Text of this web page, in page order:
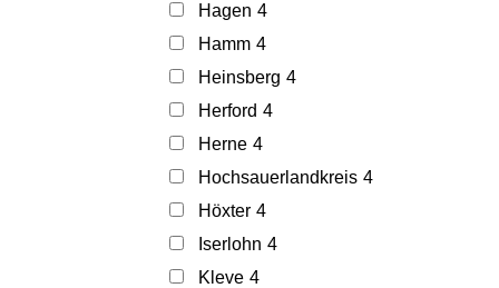
Hagen 4
Hamm 4
Heinsberg 4
Herford 4
Herne 4
Hochsauerlandkreis 4
Höxter 4
Iserlohn 4
Kleve 4